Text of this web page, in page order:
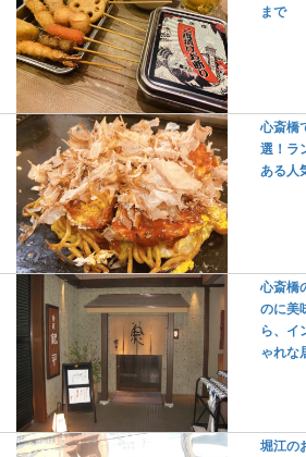
まで
心斎橋
選！ラ
ある人
心斎橋
のに美
ら、イ
ゃれな
堀江の